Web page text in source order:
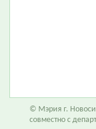
© Мэрия г.
совместно с